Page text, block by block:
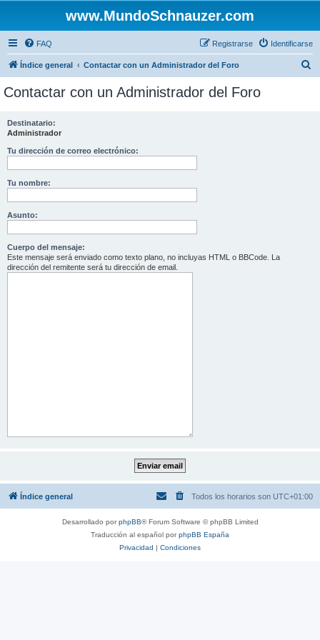
www.MundoSchnauzer.com
FAQ Identificarse
Registrarse
Índice general Contactar con un Administrador del Foro
Contactar con un Administrador del Foro
Destinatario:
Administrador
Tu dirección de correo electrónico:
Tu nombre:
Asunto:
Cuerpo del mensaje:
Este mensaje será enviado como texto plano, no incluyas HTML o BBCode. La
dirección del remitente será tu dirección de email.
Índice general Todos los horarios son UTC+01:00
Desarrollado porphpBB® Forum Software © phpBB Limited
Traducción al español porphpBB España
Privacidad | Condiciones